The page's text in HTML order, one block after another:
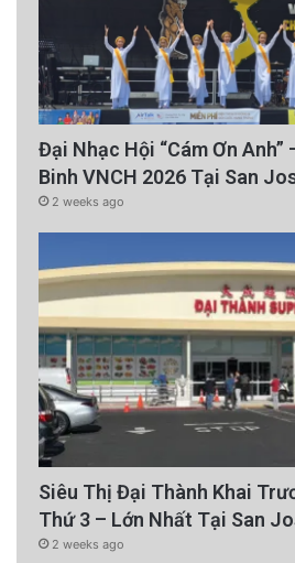
Đại Nhạc Hội “Cám Ơn
Binh VNCH 2026 Tại San
2 weeks ago
Siêu Thị Đại Thành Khai
Thứ 3 – Lớn Nhất Tại San
2 weeks ago